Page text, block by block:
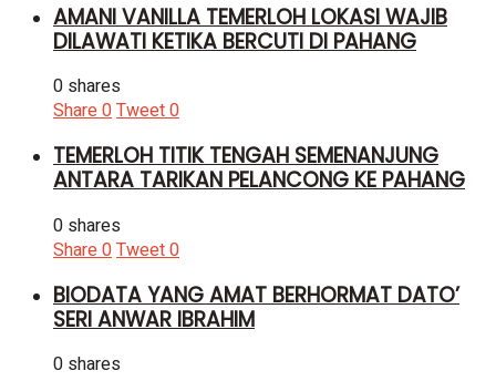
AMANI VANILLA TEMERLOH LOKASI WAJIB
DILAWATI KETIKA BERCUTI DI PAHANG
0 shares
Share0Tweet0
TEMERLOH TITIK TENGAH SEMENANJUNG
ANTARA TARIKAN PELANCONG KE PAHANG
0 shares
Share0Tweet0
BIODATA YANG AMAT BERHORMAT DATO’
SERI ANWAR IBRAHIM
0 shares